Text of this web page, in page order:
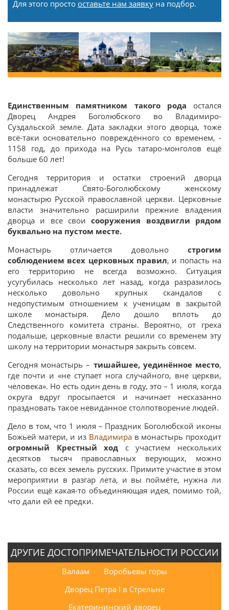
Для этого просто оставьте нам заявку на подбор.
Единственным памятником такого рода остался
Дворец Андрея Боголюбского во Владимиро-
Суздальской земле. Дата закладки этого дворца, тоже
всё-таки основательно повреждённого со временем, -
1158 год, до прихода на Русь татаро-монголов ещё
больше 60 лет!
Сегодня территория и остатки строений дворца
принадлежат Свято-Боголюбскому женскому
монастырю Русской православной церкви. Церковные
власти значительно расширили прежние владения
дворца и все своисооружения
воздвигли рядом
буквально на пустом месте.
Монастырь отличается довольно строгим
соблюдением всех церковных правил, и попасть на
его территорию не всегда возможно. Ситуация
усугубилась несколько лет назад, когда разразилось
несколько довольно крупных скандалов с
недопустимым отношением к ученицам в закрытой
школе монастыря. Дело дошло вплоть до
Следственного комитета страны. Вероятно, от греха
подальше, церковные власти решили со временем эту
школу на территории монастыря закрыть совсем.
Сегодня монастырь – тишайшее, уединённое место,
где почти и «не ступает нога случайного, вне церкви,
человека». Но есть один день в году, это – 1 июля, когда
округа вдруг просыпается и начинает несказанно
праздновать такое невиданное столпотворение людей.
Дело в том, что 1 июля – Праздник Боголюбской иконы
Божьей матери, и из Владимирав монастырь проходит
огромный Крестный ход с участием нескольких
десятков тысяч православных верующих, можно
сказать, со всех земель русских. Примите участие в этом
мероприятии в разгар лета, и вы поймёте, нужна ли
России ещё какая-то объединяющая идея, помимо той,
что дали ей её предки.
ДРУГИЕ ДОСТОПРИМЕЧАТЕЛЬНОСТИ РОССИИ
Валаам
Воробьевы горы
Дворец Петра I в Стрельне
Екатерининский дворец